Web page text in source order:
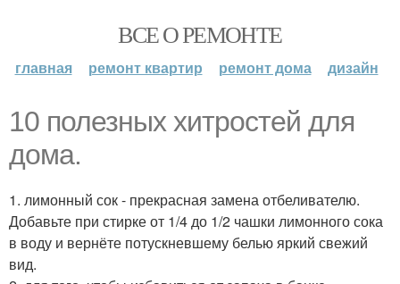
ВСЕ О РЕМОНТЕ
главная ремонт квартир ремонт дома дизайн
10 полезных хитростей для
дома.
1. лимонный сок - прекрасная замена отбеливателю.
Добавьте при стирке от 1/4 до 1/2 чашки лимонного сока
в воду и вернёте потускневшему белью яркий свежий
вид.